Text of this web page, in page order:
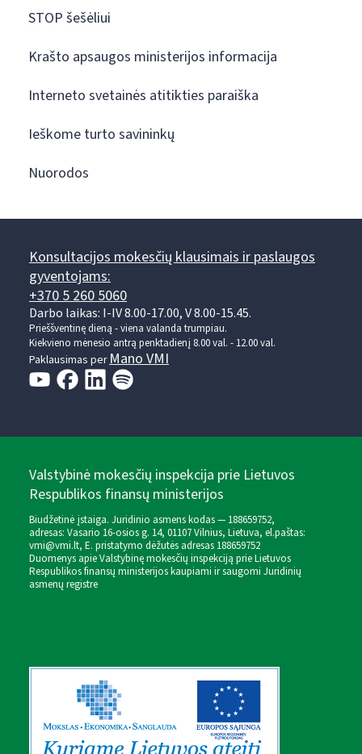
STOP šešėliui
Krašto apsaugos ministerijos informacija
Interneto svetainės atitikties paraiška
Ieškome turto savininkų
Nuorodos
Konsultacijos mokesčių klausimais ir paslaugos
gyventojams:
+370 5 260 5060
Darbo laikas: I-IV 8.00-17.00, V 8.00-15.45.
Prieššventinę dieną - viena valanda trumpiau.
Kiekvieno mėnesio antrą penktadienį 8.00 val. - 12.00 val.
Paklausimas perMano VMI
Valstybinė mokesčių inspekcija prie Lietuvos
Respublikos finansų ministerijos
Biudžetinė įstaiga. Juridinio asmens kodas — 188659752,
adresas: Vasario 16-osios g. 14, 01107 Vilnius, Lietuva, el.paštas:
vmi@vmi.lt, E. pristatymo dėžutės adresas 188659752
Duomenys apie Valstybinę mokesčių inspekciją prie Lietuvos
Respublikos finansų ministerijos kaupiami ir saugomi Juridinių
asmenų registre